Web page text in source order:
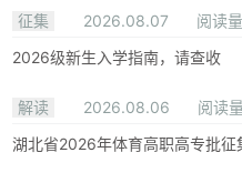
征集
2026.08.07
阅读
2026级新生入学指南，请查收
解读 2026.08.06
阅读
湖北省2026年体育高职高专批征